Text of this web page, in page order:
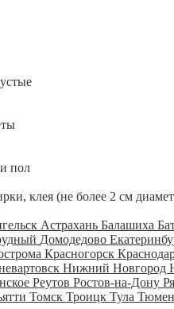
пол
клея (не более 2 см
Астрахань Балашиха
Домодедово
Красногорск
Нижний Новгород
Реутов Ростов-на-Дону
Томск Троицк Тула